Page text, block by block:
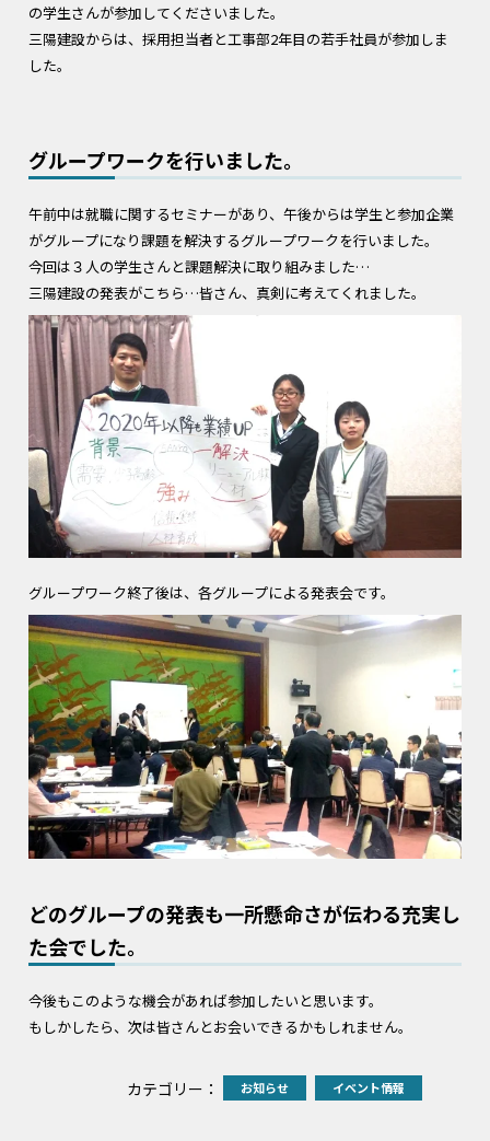
の学生さんが参加してくださいました。
三陽建設からは、採用担当者と工事部2年目の若手社員が参加しま
した。
グループワークを行いました。
午前中は就職に関するセミナーがあり、午後からは学生と参加企業
がグループになり課題を解決するグループワークを行いました。
今回は３人の学生さんと課題解決に取り組みました…
三陽建設の発表がこちら…皆さん、真剣に考えてくれました。
グループワーク終了後は、各グループによる発表会です。
どのグループの発表も一所懸命さが伝わる充実し
た会でした。
今後もこのような機会があれば参加したいと思います。
もしかしたら、次は皆さんとお会いできるかもしれません。
カテゴリー： お知らせ イベント情報